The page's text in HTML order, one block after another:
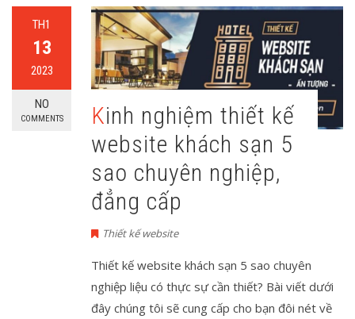
TH1
13
2023
NO
COMMENTS
Kinh nghiệm thiết kế
website khách sạn 5
sao chuyên nghiệp,
đẳng cấp
Thiết kế website
Thiết kế website khách sạn 5 sao chuyên
nghiệp liệu có thực sự cần thiết? Bài viết dưới
đây chúng tôi sẽ cung cấp cho bạn đôi nét về